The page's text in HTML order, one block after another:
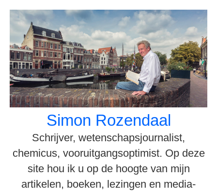
inhoud
Simon Rozendaal
Schrijver, wetenschapsjournalist,
chemicus, vooruitgangsoptimist. Op deze
site hou ik u op de hoogte van mijn
artikelen, boeken, lezingen en media-